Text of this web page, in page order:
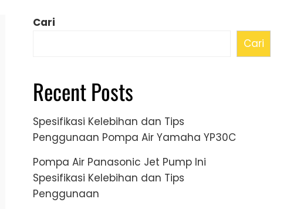
Cari
Cari
Recent Posts
Spesifikasi Kelebihan dan Tips
Penggunaan Pompa Air Yamaha YP30C
Pompa Air Panasonic Jet Pump Ini
Spesifikasi Kelebihan dan Tips
Penggunaan